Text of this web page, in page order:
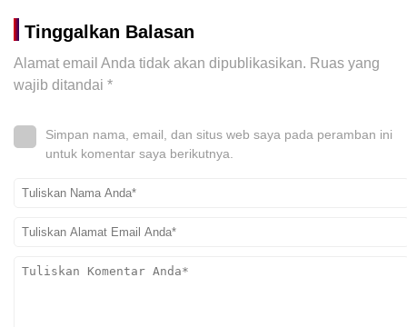
Tinggalkan Balasan
Alamat email Anda tidak akan dipublikasikan. Ruas yang
wajib ditandai *
Simpan nama, email, dan situs web saya pada peramban ini
untuk komentar saya berikutnya.